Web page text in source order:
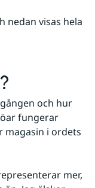
nedan visas hela
och hur
fungerar
magasin i ordets
mer,